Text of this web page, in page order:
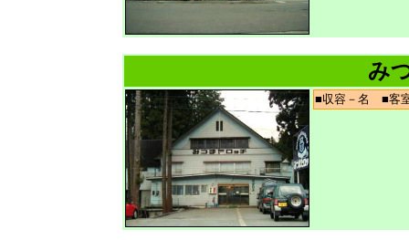
み
■収容－名 ■客